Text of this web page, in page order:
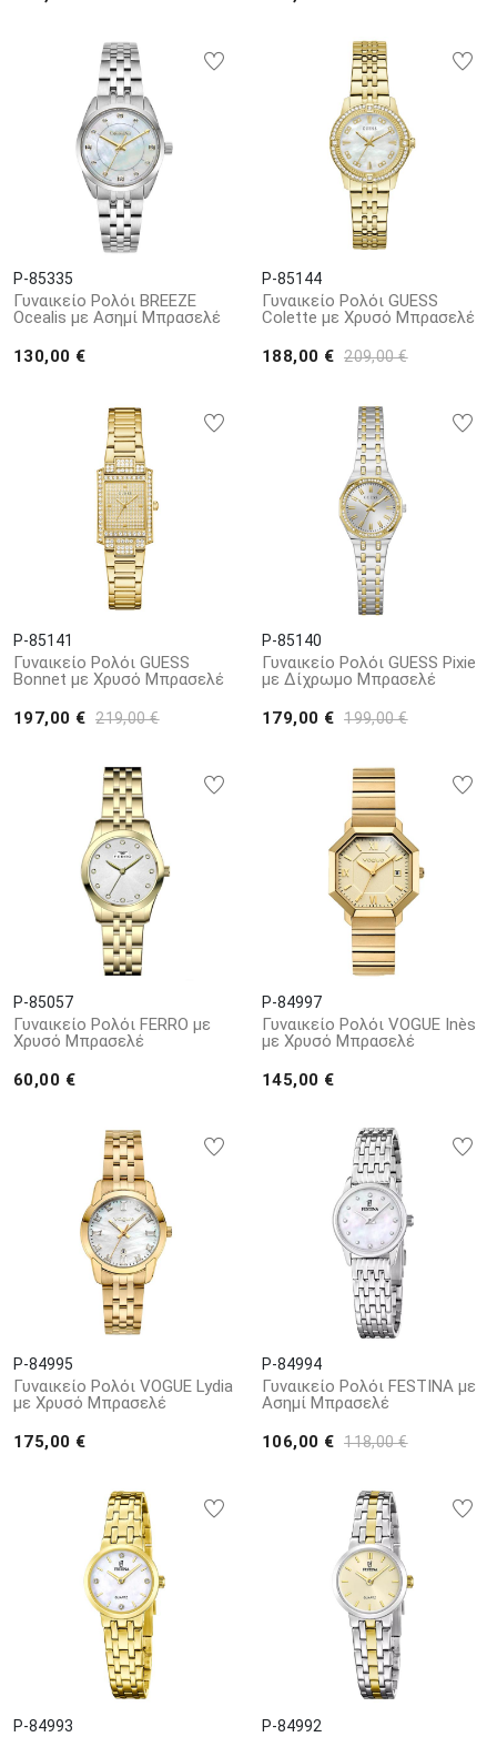
P-85335
Γυναικείο Ρολόι BREEZE
Ocealis με Ασημί Μπρασελέ
130,00 €
P-85144
Γυναικείο Ρολόι GUESS
Colette με Χρυσό Μπρασελέ
188,00 € 209,00 €
P-85141
Γυναικείο Ρολόι GUESS
Bonnet με Χρυσό Μπρασελέ
197,00 € 219,00 €
P-85140
Γυναικείο Ρολόι GUESS Pixie
με Δίχρωμο Μπρασελέ
179,00 € 199,00 €
P-85057
Γυναικείο Ρολόι FERRO με
Χρυσό Μπρασελέ
60,00 €
P-84997
Γυναικείο Ρολόι VOGUE Inès
με Χρυσό Μπρασελέ
145,00 €
P-84995
Γυναικείο Ρολόι VOGUE Lydia
με Χρυσό Μπρασελέ
175,00 €
P-84994
Γυναικείο Ρολόι FESTINA με
Ασημί Μπρασελέ
106,00 € 118,00 €
P-84993 P-84992